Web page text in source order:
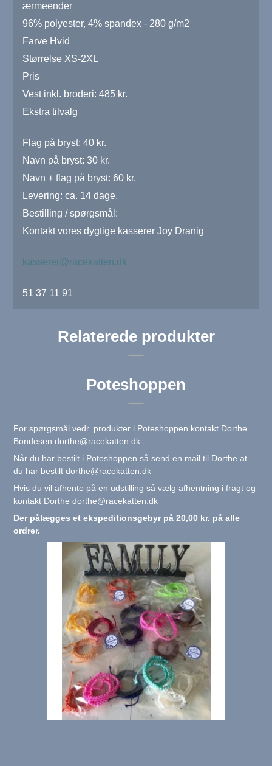
ærmeender
96% polyester, 4% spandex - 280 g/m2
Farve Hvid
Størrelse XS-2XL
Pris
Vest inkl. broderi: 485 kr.
Ekstra tilvalg
Flag på bryst: 40 kr.
Navn på bryst: 30 kr.
Navn + flag på bryst: 60 kr.
Levering: ca. 14 dage.
Bestilling / spørgsmål:
Kontakt vores dygtige kasserer Joy Dranig
kasserer@racekatten.dk
51 37 11 91
Relaterede produkter
Poteshoppen
For spørgsmål vedr. produkter i Poteshoppen kontakt Dorthe
Bondesendorthe@racekatten.dk
Når du har bestilt i Poteshoppen så send en mail til Dorthe at
du har bestiltdorthe@racekatten.dk
Hvis du vil afhente på en udstilling så vælg afhentning i fragt og
kontakt Dorthe dorthe@racekatten.dk
Der pålægges et ekspeditionsgebyr på 20,00 kr. på alle
ordrer.